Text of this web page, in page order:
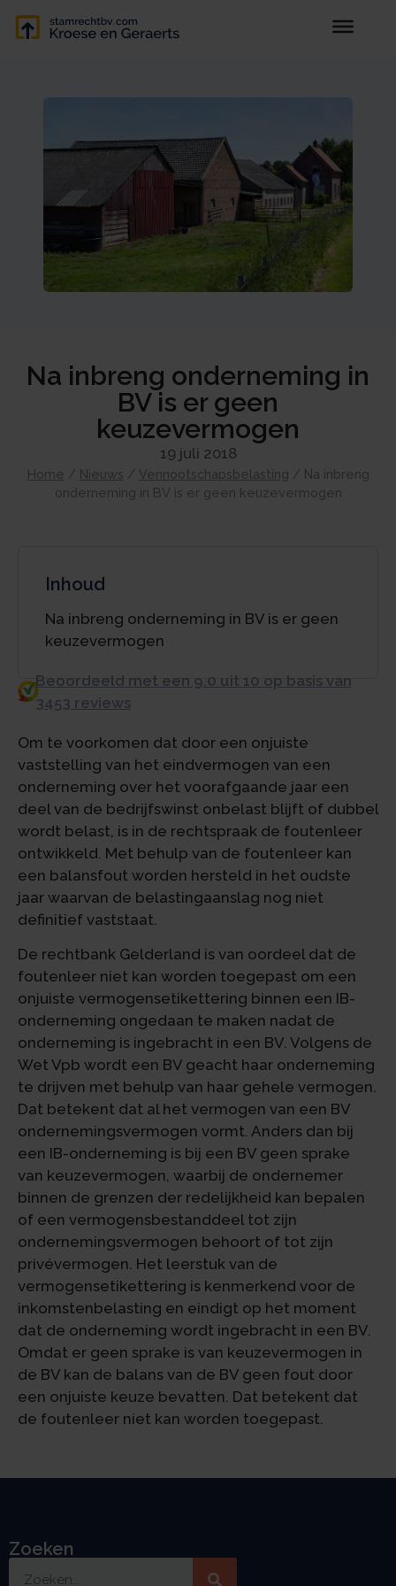
Na inbreng onderneming in
BV is er geen
keuzevermogen
19 juli 2018
Home / Nieuws / Vennootschapsbelasting / Na inbreng
onderneming in BV is er geen keuzevermogen
Inhoud
Na inbreng onderneming in BV is er geen
keuzevermogen
Beoordeeld met een 9.0 uit 10 op basis van
3453 reviews
Om te voorkomen dat door een onjuiste
vaststelling van het eindvermogen van een
onderneming over het voorafgaande jaar een
deel van de bedrijfswinst onbelast blijft of dubbel
wordt belast, is in de rechtspraak de foutenleer
ontwikkeld. Met behulp van de foutenleer kan
een balansfout worden hersteld in het oudste
jaar waarvan de belastingaanslag nog niet
definitief vaststaat.
De rechtbank Gelderland is van oordeel dat de
foutenleer niet kan worden toegepast om een
onjuiste vermogensetikettering binnen een IB-
onderneming ongedaan te maken nadat de
onderneming is ingebracht in een BV. Volgens de
Wet Vpb wordt een BV geacht haar onderneming
te drijven met behulp van haar gehele vermogen.
Dat betekent dat al het vermogen van een BV
ondernemingsvermogen vormt. Anders dan bij
een IB-onderneming is bij een BV geen sprake
van keuzevermogen, waarbij de ondernemer
binnen de grenzen der redelijkheid kan bepalen
of een vermogensbestanddeel tot zijn
ondernemingsvermogen behoort of tot zijn
privévermogen. Het leerstuk van de
vermogensetikettering is kenmerkend voor de
inkomstenbelasting en eindigt op het moment
dat de onderneming wordt ingebracht in een BV.
Omdat er geen sprake is van keuzevermogen in
de BV kan de balans van de BV geen fout door
een onjuiste keuze bevatten. Dat betekent dat
de foutenleer niet kan worden toegepast.
Zoeken